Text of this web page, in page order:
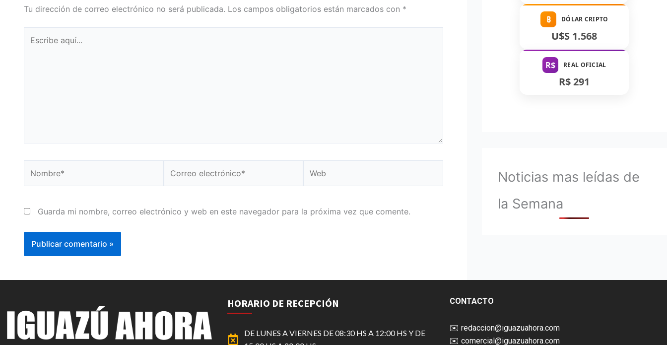
Tu dirección de correo electrónico no será publicada. Los campos obligatorios están marcados con *
aquí...
electrónico*
Guarda mi nombre, correo electrónico y web en este navegador para la próxima vez que comente.
₿ DÓLAR CRIPTO
U$S 1.568
R$ REAL OFICIAL
R$ 291
Noticias mas leídas de
la Semana
HORARIO DE RECEPCIÓN
DE LUNES A VIERNES DE 08:30 HS A 12:00 HS Y DE
CONTACTO
✉️ redaccion@iguazuahora.com
✉️ comercial@iguazuahora.com